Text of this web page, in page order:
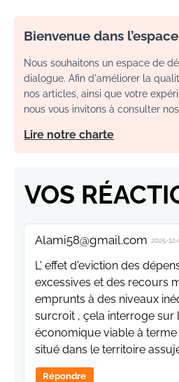
Bienvenue dans
Nous souhaitons un espace de
dialogue. Afin d'améliorer la
nos articles, ainsi que votre
nous vous invitons à consulter
Lire notre charte
VOS
Alami58@gmail.com 2025-
L' effet d'eviction des
excessives et des recours
emprunts à des niveaux
surcroit , çela interroge sur
économique viable à
situé dans le territoire
Répondre